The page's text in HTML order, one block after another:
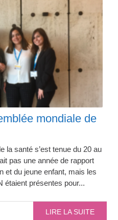
mondiale de
la santé s’est tenue du 20 au
pas une année de rapport
et du jeune enfant, mais les
étaient présentes pour...
LIRE LA SUITE